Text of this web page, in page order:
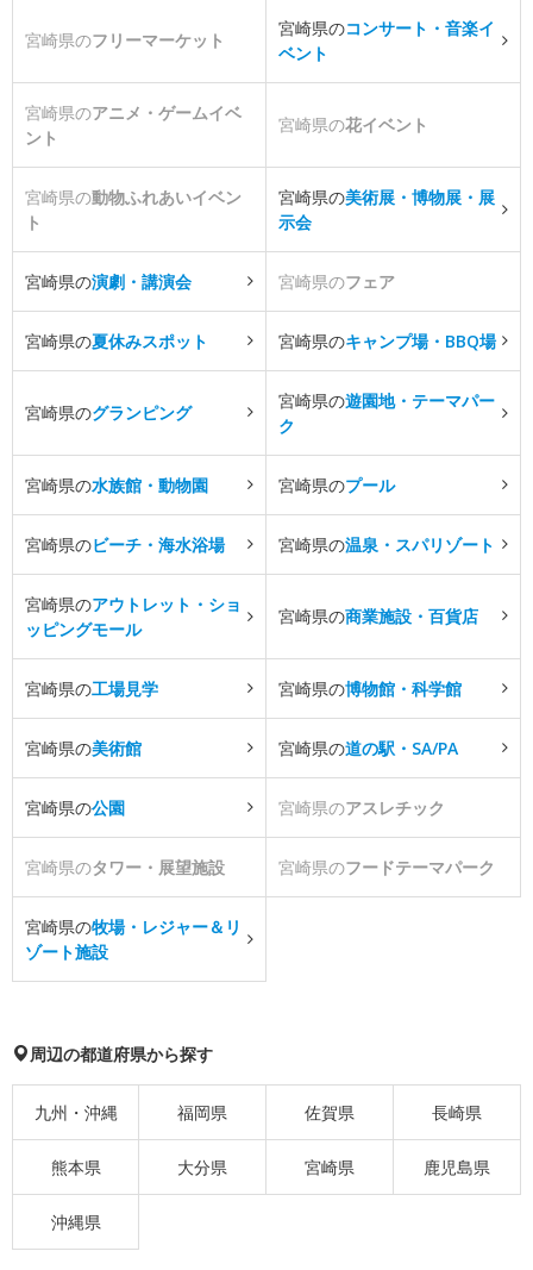
宮崎県のフリーマーケット
宮崎県のコンサート・音楽イ
ベント
宮崎県のアニメ・ゲームイベ
ント
宮崎県の花イベント
宮崎県の動物ふれあいイベン
ト
宮崎県の美術展・博物展・展
示会
宮崎県の演劇・講演会 宮崎県のフェア
宮崎県の夏休みスポット 宮崎県のキャンプ場・BBQ場
宮崎県のグランピング
宮崎県の遊園地・テーマパー
ク
宮崎県の水族館・動物園 宮崎県のプール
宮崎県のビーチ・海水浴場 宮崎県の温泉・スパリゾート
宮崎県のアウトレット・ショ
ッピングモール
宮崎県の商業施設・百貨店
宮崎県の工場見学 宮崎県の博物館・科学館
宮崎県の美術館 宮崎県の道の駅・SA/PA
宮崎県の公園 宮崎県のアスレチック
宮崎県のタワー・展望施設 宮崎県のフードテーマパーク
宮崎県の牧場・レジャー＆リ
ゾート施設
周辺の都道府県から探す
九州・沖縄 福岡県 佐賀県 長崎県
熊本県 大分県 宮崎県 鹿児島県
沖縄県